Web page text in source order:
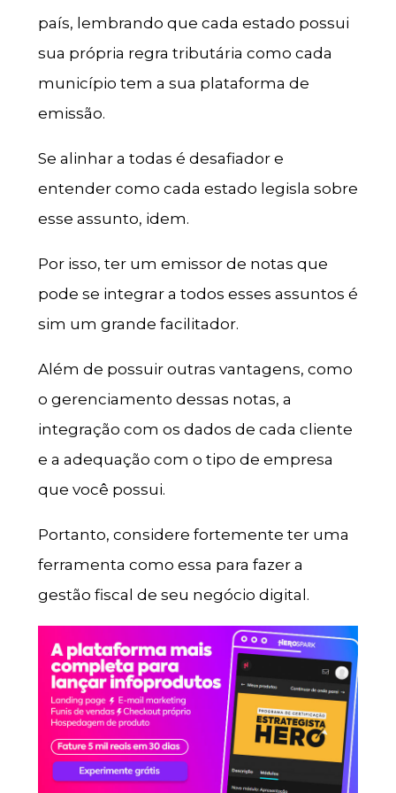
país, lembrando que cada estado possui
sua própria regra tributária como cada
município tem a sua plataforma de
emissão.
Se alinhar a todas é desafiador e
entender como cada estado legisla sobre
esse assunto, idem.
Por isso, ter um emissor de notas que
pode se integrar a todos esses assuntos é
sim um grande facilitador.
Além de possuir outras vantagens, como
o gerenciamento dessas notas, a
integração com os dados de cada cliente
e a adequação com o tipo de empresa
que você possui.
Portanto, considere fortemente ter uma
ferramenta como essa para fazer a
gestão fiscal de seu negócio digital.